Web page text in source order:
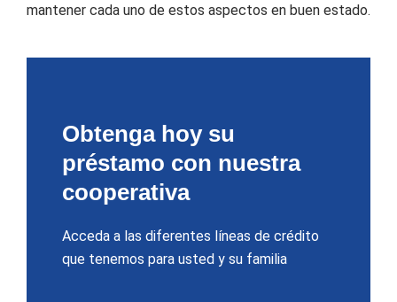
mantener cada uno de estos aspectos en buen estado.
Obtenga hoy su
préstamo con nuestra
cooperativa
Acceda a las diferentes líneas de crédito
que tenemos para usted y su familia